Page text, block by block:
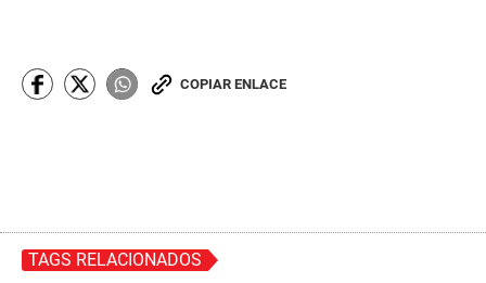
COPIAR ENLACE
TAGS RELACIONADOS